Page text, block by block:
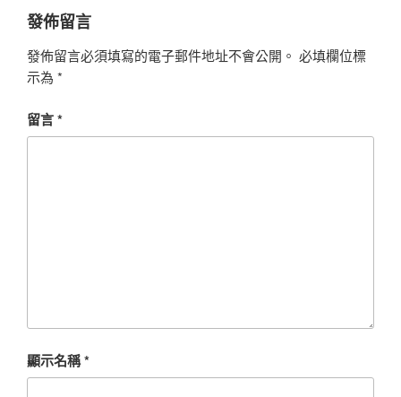
發佈留言
發佈留言必須填寫的電子郵件地址不會公開。 必填欄位標
示為 *
留言*
顯示名稱*